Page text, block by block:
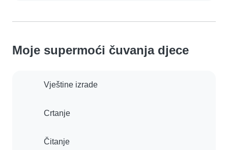
Moje supermoći čuvanja djece
Vještine izrade
Crtanje
Čitanje